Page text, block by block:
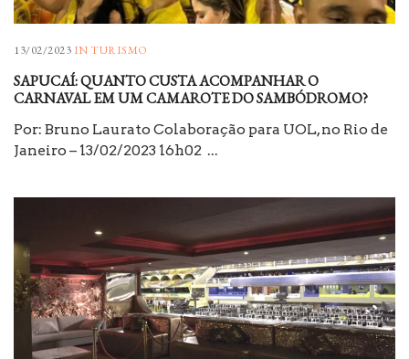
13/02/2023 IN TURISMO
SAPUCAÍ: QUANTO CUSTA ACOMPANHAR O
CARNAVAL EM UM CAMAROTE DO SAMBÓDROMO?
Por: Bruno Laurato Colaboração para UOL, no Rio de
Janeiro – 13/02/2023 16h02 ...